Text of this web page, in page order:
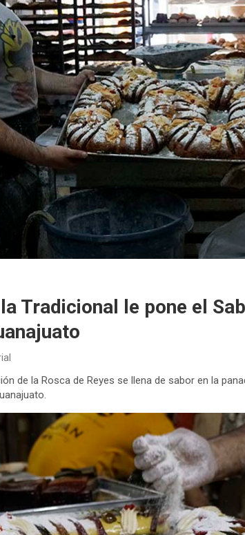
Tradicional le pone el
de la Rosca de Reyes se llena de sabor en la